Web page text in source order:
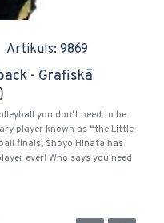
Artikuls: 9869
- Grafiskā
you don't need to be
player known as “the Little
finals, Shoyo Hinata has
ever! Who says you need